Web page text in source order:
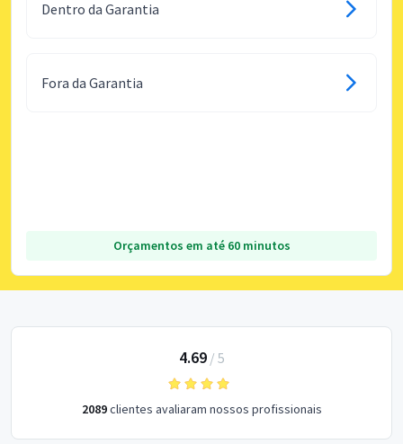
Dentro da Garantia
Fora da Garantia
Orçamentos em até 60 minutos
4.69/ 5
2089clientes avaliaram nossos profissionais